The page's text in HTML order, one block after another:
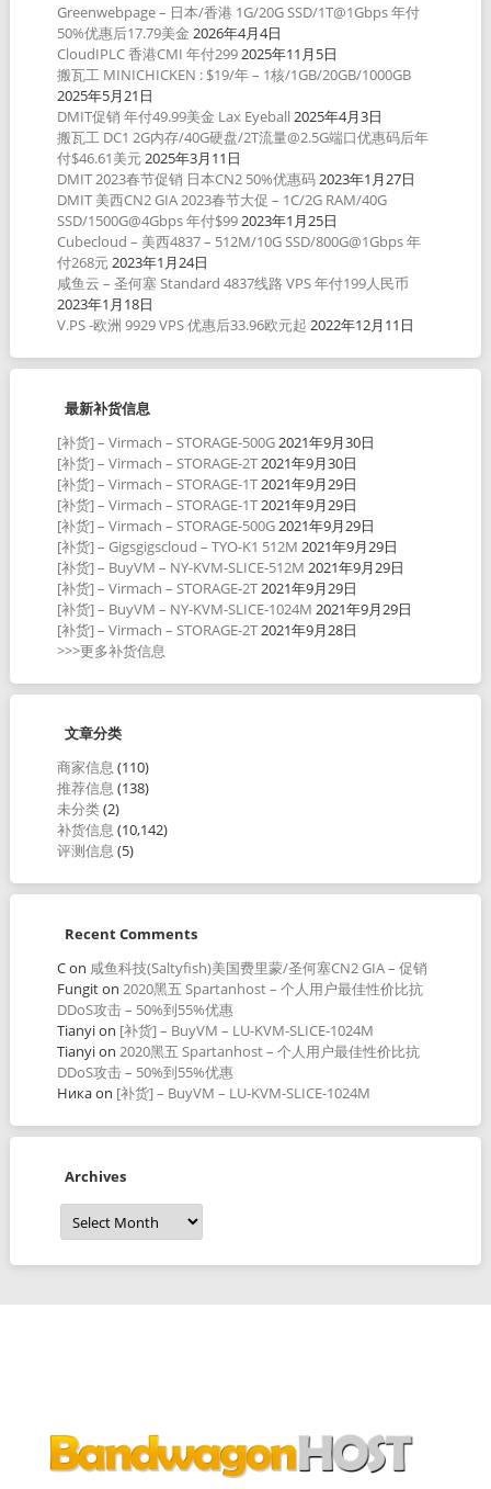
Greenwebpage – 日本/香港 1G/20G SSD/1T@1Gbps 年付
50%优惠后17.79美金 2026年4月4日
CloudIPLC 香港CMI 年付2992025年11月5日
搬瓦工 MINICHICKEN : $19/年 – 1核/1GB/20GB/1000GB
2025年5月21日
DMIT促销 年付49.99美金 Lax Eyeball 2025年4月3日
搬瓦工 DC1 2G内存/40G硬盘/2T流量@2.5G端口优惠码后年
付$46.61美元2025年3月11日
DMIT 2023春节促销 日本CN2 50%优惠码2023年1月27日
DMIT 美西CN2 GIA 2023春节大促 – 1C/2G RAM/40G
SSD/1500G@4Gbps 年付$992023年1月25日
Cubecloud – 美西4837 – 512M/10G SSD/800G@1Gbps 年
付268元2023年1月24日
咸鱼云 – 圣何塞 Standard 4837线路 VPS 年付199人民币
2023年1月18日
V.PS -欧洲 9929 VPS 优惠后33.96欧元起 2022年12月11日
最新补货信息
[补货] – Virmach – STORAGE-500G2021年9月30日
[补货] – Virmach – STORAGE-2T2021年9月30日
[补货] – Virmach – STORAGE-1T2021年9月29日
[补货] – Virmach – STORAGE-1T2021年9月29日
[补货] – Virmach – STORAGE-500G2021年9月29日
[补货] – Gigsgigscloud – TYO-K1 512M 2021年9月29日
[补货] – BuyVM – NY-KVM-SLICE-512M 2021年9月29日
[补货] – Virmach – STORAGE-2T2021年9月29日
[补货] – BuyVM – NY-KVM-SLICE-1024M 2021年9月29日
[补货] – Virmach – STORAGE-2T2021年9月28日
>>>更多补货信息
文章分类
商家信息 (110)
推荐信息 (138)
未分类(2)
补货信息 (10,142)
评测信息 (5)
Recent Comments
Con 咸鱼科技(Saltyfish)美国费里蒙/圣何塞CN2 GIA – 促销
Fungiton 2020黑五 Spartanhost – 个人用户最佳性价比抗
DDoS攻击 – 50%到55%优惠
Tianyion [补货] – BuyVM – LU-KVM-SLICE-1024M
Tianyion 2020黑五 Spartanhost – 个人用户最佳性价比抗
DDoS攻击 – 50%到55%优惠
Никаon [补货] – BuyVM – LU-KVM-SLICE-1024M
Archives
Archives